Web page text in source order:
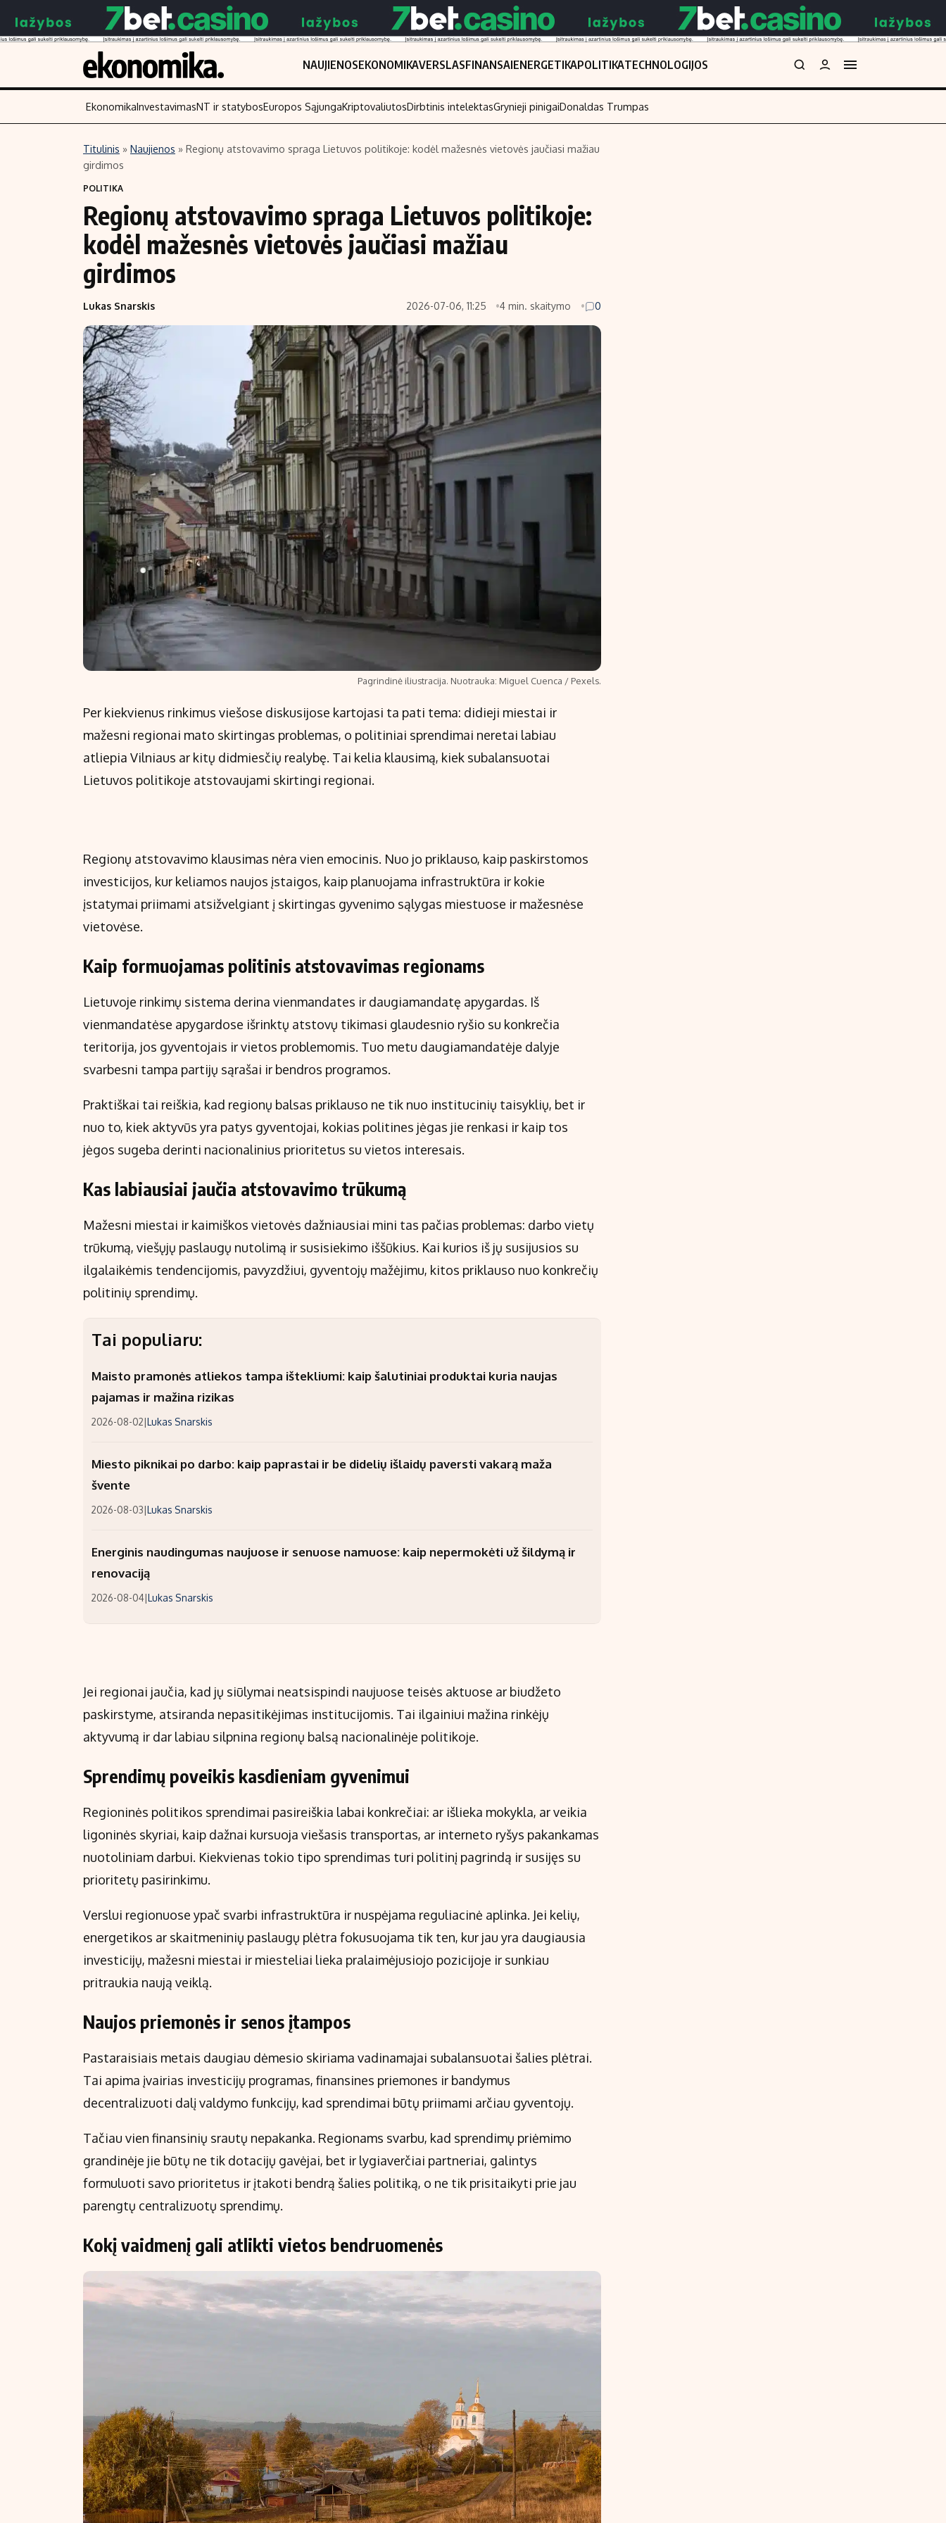
NAUJIENOSEKONOMIKAVERSLASFINANSAIENERGETIKAPOLITIKATECHNOLOGIJOS
Turinys
Naujienos
Aplinka
Verslas
Energetika
Ekonomika
Politika
NT ir statybos
Įmonės
Žemės ūkis
Akcijų rinka
Saulės elektrinės
Migracija
Indėliai
EkonomikaInvestavimasNT ir statybosEuropos SąjungaKriptovaliutosDirbtinis intelektasGrynieji pinigaiDonaldas Trumpas
Titulinis » Naujienos » Regionų atstovavimo spraga Lietuvos politikoje: kodėl mažesnės vietovės jaučiasi mažiau
girdimos
POLITIKA
Regionų atstovavimo spraga Lietuvos politikoje:
kodėl mažesnės vietovės jaučiasi mažiau
girdimos
Lukas Snarskis 2026-07-06, 11:25 4 min. skaitymo 0
Pagrindinė iliustracija. Nuotrauka: Miguel Cuenca / Pexels.
Per kiekvienus rinkimus viešose diskusijose kartojasi ta pati tema: didieji miestai ir
mažesni regionai mato skirtingas problemas, o politiniai sprendimai neretai labiau
atliepia Vilniaus ar kitų didmiesčių realybę. Tai kelia klausimą, kiek subalansuotai
Lietuvos politikoje atstovaujami skirtingi regionai.
Regionų atstovavimo klausimas nėra vien emocinis. Nuo jo priklauso, kaip paskirstomos
investicijos, kur keliamos naujos įstaigos, kaip planuojama infrastruktūra ir kokie
įstatymai priimami atsižvelgiant į skirtingas gyvenimo sąlygas miestuose ir mažesnėse
vietovėse.
Kaip formuojamas politinis atstovavimas regionams
Lietuvoje rinkimų sistema derina vienmandates ir daugiamandatę apygardas. Iš
vienmandatėse apygardose išrinktų atstovų tikimasi glaudesnio ryšio su konkrečia
teritorija, jos gyventojais ir vietos problemomis. Tuo metu daugiamandatėje dalyje
svarbesni tampa partijų sąrašai ir bendros programos.
Praktiškai tai reiškia, kad regionų balsas priklauso ne tik nuo institucinių taisyklių, bet ir
nuo to, kiek aktyvūs yra patys gyventojai, kokias politines jėgas jie renkasi ir kaip tos
jėgos sugeba derinti nacionalinius prioritetus su vietos interesais.
Kas labiausiai jaučia atstovavimo trūkumą
Mažesni miestai ir kaimiškos vietovės dažniausiai mini tas pačias problemas: darbo vietų
trūkumą, viešųjų paslaugų nutolimą ir susisiekimo iššūkius. Kai kurios iš jų susijusios su
ilgalaikėmis tendencijomis, pavyzdžiui, gyventojų mažėjimu, kitos priklauso nuo konkrečių
politinių sprendimų.
Tai populiaru:
Maisto pramonės atliekos tampa ištekliumi: kaip šalutiniai produktai kuria naujas
pajamas ir mažina rizikas
2026-08-02|Lukas Snarskis
Miesto piknikai po darbo: kaip paprastai ir be didelių išlaidų paversti vakarą maža
švente
2026-08-03|Lukas Snarskis
Energinis naudingumas naujuose ir senuose namuose: kaip nepermokėti už šildymą ir
renovaciją
2026-08-04|Lukas Snarskis
Jei regionai jaučia, kad jų siūlymai neatsispindi naujuose teisės aktuose ar biudžeto
paskirstyme, atsiranda nepasitikėjimas institucijomis. Tai ilgainiui mažina rinkėjų
aktyvumą ir dar labiau silpnina regionų balsą nacionalinėje politikoje.
Sprendimų poveikis kasdieniam gyvenimui
Regioninės politikos sprendimai pasireiškia labai konkrečiai: ar išlieka mokykla, ar veikia
ligoninės skyriai, kaip dažnai kursuoja viešasis transportas, ar interneto ryšys pakankamas
nuotoliniam darbui. Kiekvienas tokio tipo sprendimas turi politinį pagrindą ir susijęs su
prioritetų pasirinkimu.
Verslui regionuose ypač svarbi infrastruktūra ir nuspėjama reguliacinė aplinka. Jei kelių,
energetikos ar skaitmeninių paslaugų plėtra fokusuojama tik ten, kur jau yra daugiausia
investicijų, mažesni miestai ir miesteliai lieka pralaimėjusiojo pozicijoje ir sunkiau
pritraukia naują veiklą.
Naujos priemonės ir senos įtampos
Pastaraisiais metais daugiau dėmesio skiriama vadinamajai subalansuotai šalies plėtrai.
Tai apima įvairias investicijų programas, finansines priemones ir bandymus
decentralizuoti dalį valdymo funkcijų, kad sprendimai būtų priimami arčiau gyventojų.
Tačiau vien finansinių srautų nepakanka. Regionams svarbu, kad sprendimų priėmimo
grandinėje jie būtų ne tik dotacijų gavėjai, bet ir lygiaverčiai partneriai, galintys
formuluoti savo prioritetus ir įtakoti bendrą šalies politiką, o ne tik prisitaikyti prie jau
parengtų centralizuotų sprendimų.
Kokį vaidmenį gali atlikti vietos bendruomenės